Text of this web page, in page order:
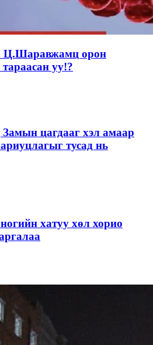
Ц.Шаравжамц орон
уу!?
цагдааг хэл амаар
тусад нь
хатуу хөл хорио